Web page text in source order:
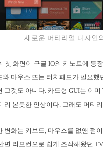
새로운 머티리얼 디자인
첫 화면이 구글 IO의 키노트에 등
와 마우스 또는 터치패드가 필요
그것도 아니다. 카드형 GUI는 이
리 본듯한 인상이다. 그래도 머티
변화는 키보드, 마우스를 없앤 점
면 리모컨으로 쉽게 조작해왔던